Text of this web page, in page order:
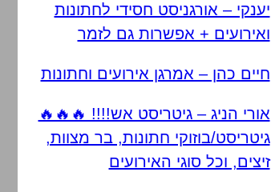
יענקי – אורגניסט חסידי לחתונות
ואירועים + אפשרות גם לזמר
חיים כהן – אמרגן אירועים וחתונות
אורי הניג – גיטריסט אש!!!! 🔥🔥🔥
גיטריסט/בוזוקי חתונות, בר מצוות,
זיצים, וכל סוגי האירועים